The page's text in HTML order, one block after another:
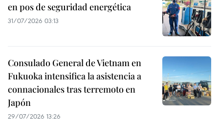
en pos de seguridad energética
31/07/2026 03:13
Consulado General de Vietnam en
Fukuoka intensifica la asistencia a
connacionales tras terremoto en
Japón
29/07/2026 13:26